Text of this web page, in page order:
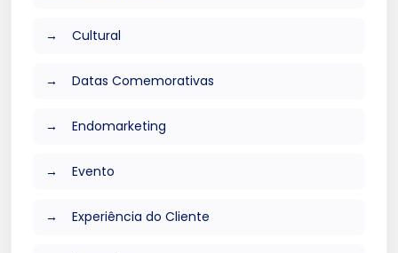
Cultural
Datas Comemorativas
Endomarketing
Evento
Experiência do Cliente